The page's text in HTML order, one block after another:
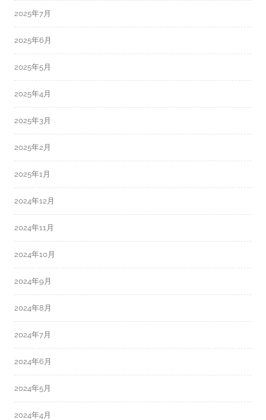
2025年7月
2025年6月
2025年5月
2025年4月
2025年3月
2025年2月
2025年1月
2024年12月
2024年11月
2024年10月
2024年9月
2024年8月
2024年7月
2024年6月
2024年5月
2024年4月